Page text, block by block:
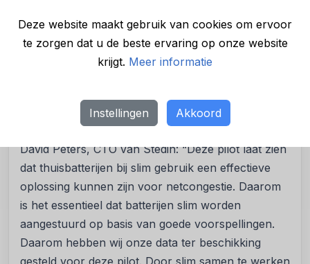
Deze website maakt gebruik van cookies om ervoor
te zorgen dat u de beste ervaring op onze website
krijgt. Meer informatie
Instellingen Akkoord
elk huishouden. “Met de Flexbox maken we het
voor iedereen gemakkelijk om energie slim te
benutten en zo bij te dragen aan een slimmer
De juiste spelregels voor thuisbatterijen
David Peters, CTO van Stedin: “Deze pilot laat zien
dat thuisbatterijen bij slim gebruik een effectieve
oplossing kunnen zijn voor netcongestie. Daarom
is het essentieel dat batterijen slim worden
aangestuurd op basis van goede voorspellingen.
Daarom hebben wij onze data ter beschikking